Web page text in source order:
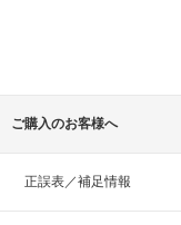
ご購入のお客様へ
正誤表／補足情報